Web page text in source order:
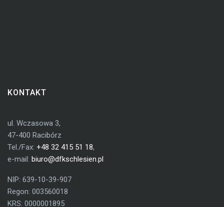
KONTAKT
ul. Wczasowa 3,
47-400 Racibórz
Tel./Fax: +48 32 415 51 18,
e-mail: biuro@dfkschlesien.pl
NIP: 639-10-39-907
Regon: 003560018
KRS: 0000001895